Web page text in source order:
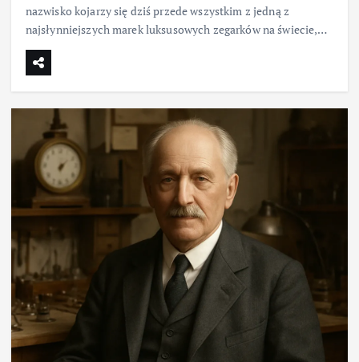
nazwisko kojarzy się dziś przede wszystkim z jedną z
najsłynniejszych marek luksusowych zegarków na świecie,…